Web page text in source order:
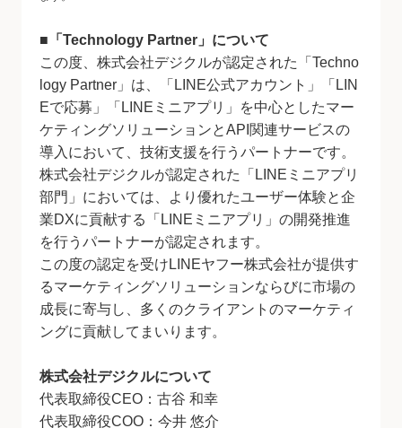
■「Technology Partner」について
この度、株式会社デジクルが認定された「Techno
logy Partner」は、「LINE公式アカウント」「LIN
Eで応募」「LINEミニアプリ」を中心としたマー
ケティングソリューションとAPI関連サービスの
導入において、技術支援を行うパートナーです。
株式会社デジクルが認定された「LINEミニアプリ
部門」においては、より優れたユーザー体験と企
業DXに貢献する「LINEミニアプリ」の開発推進
を行うパートナーが認定されます。
この度の認定を受けLINEヤフー株式会社が提供す
るマーケティングソリューションならびに市場の
成⻑に寄与し、多くのクライアントのマーケティ
ングに貢献してまいります。
株式会社デジクルについて
代表取締役CEO：古谷 和幸
代表取締役COO：今井 悠介